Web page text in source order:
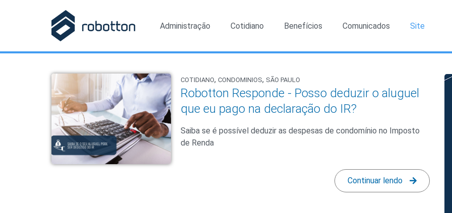
Administração Cotidiano Benefícios Comunicados Site
COTIDIANO,CONDOMINIOS, SÃO PAULO
Robotton Responde - Posso deduzir o aluguel
que eu pago na declaração do IR?
Saiba se é possível deduzir as despesas de condomínio no Imposto
de Renda
Continuar lendo